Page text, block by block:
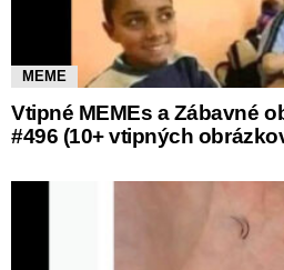
MEME
Vtipné MEMEs a Zábavné
#496 (10+ vtipných